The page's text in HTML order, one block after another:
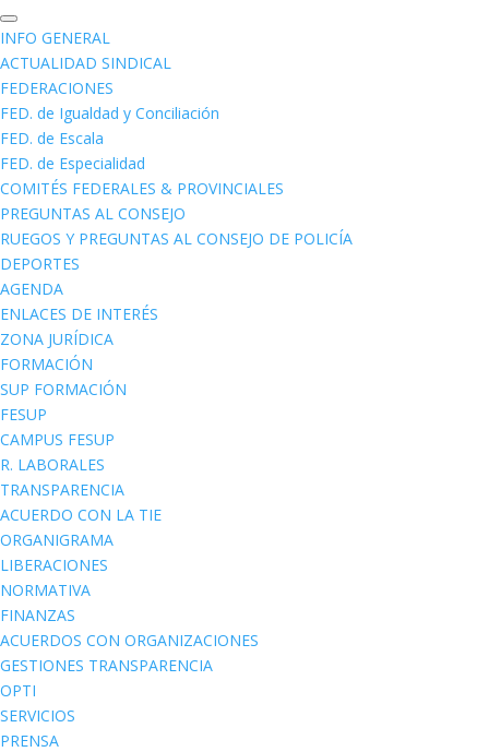
INFO GENERAL
ACTUALIDAD SINDICAL
FEDERACIONES
FED. de Igualdad y Conciliación
FED. de Escala
FED. de Especialidad
COMITÉS FEDERALES & PROVINCIALES
PREGUNTAS AL CONSEJO
RUEGOS Y PREGUNTAS AL CONSEJO DE POLICÍA
DEPORTES
AGENDA
ENLACES DE INTERÉS
ZONA JURÍDICA
FORMACIÓN
SUP FORMACIÓN
FESUP
CAMPUS FESUP
R. LABORALES
TRANSPARENCIA
ACUERDO CON LA TIE
ORGANIGRAMA
LIBERACIONES
NORMATIVA
FINANZAS
ACUERDOS CON ORGANIZACIONES
GESTIONES TRANSPARENCIA
OPTI
SERVICIOS
PRENSA